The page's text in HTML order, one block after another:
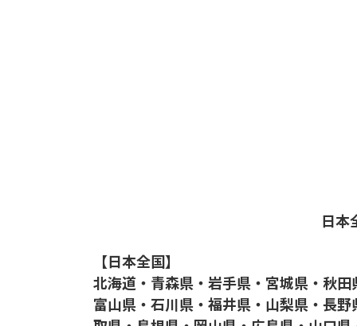
日本
【日本全国】
北海道・青森県・岩手県・宮城県・秋
富山県・石川県・福井県・山梨県・長